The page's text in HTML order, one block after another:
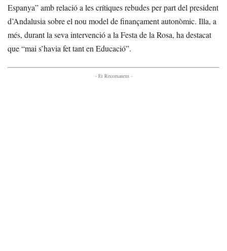
Espanya” amb relació a les crítiques rebudes per part del president
d’Andalusia sobre el nou model de finançament autonòmic. Illa, a
més, durant la seva intervenció a la Festa de la Rosa, ha destacat
que “mai s’havia fet tant en Educació”.
- Et Recomanem -